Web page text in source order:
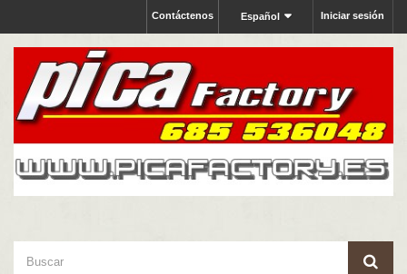
Iniciar sesión
Español
Contáctenos